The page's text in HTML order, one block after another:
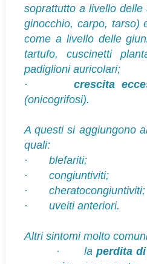
soprattutto a livello delle
ginocchio, carpo, tarso)
come a livello delle
tartufo, cuscinetti
padiglioni auricolari;
·crescita
(onicogrifosi).
A questi si aggiungono
quali:
· blefariti;
· congiuntiviti;
· cheratocongiuntiviti;
· uveiti anteriori.
Altri sintomi molto
·la perdita